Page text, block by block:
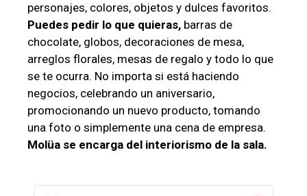
personajes, colores, objetos y dulces favoritos.
Puedes pedir lo que quieras, barras de
chocolate, globos, decoraciones de mesa,
arreglos florales, mesas de regalo y todo lo que
se te ocurra. No importa si está haciendo
negocios, celebrando un aniversario,
promocionando un nuevo producto, tomando
una foto o simplemente una cena de empresa.
Molüa se encarga del interiorismo de la sala.